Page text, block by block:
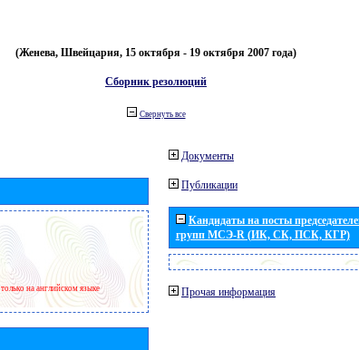
(Женева, Швейцария, 15 октября - 19 октября 2007 года)
Сборник резолюций
Свернуть все
только на английском языке
Документы
Публикации
Кандидаты на посты
групп МСЭ-R (ИК, СК, ПСК, КГР)
Прочая информация